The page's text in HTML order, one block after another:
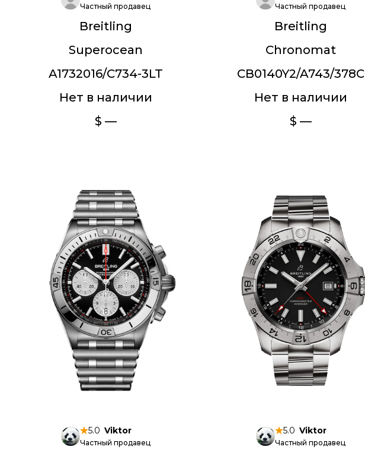
Частный продавец
Breitling
Superocean
A1732016/C734-3LT
Нет в наличии
$ —
Частный продавец
Breitling
Chronomat
CB0140Y2/A743/378C
Нет в наличии
$ —
5.0 Viktor
Частный продавец
5.0 Viktor
Частный продавец